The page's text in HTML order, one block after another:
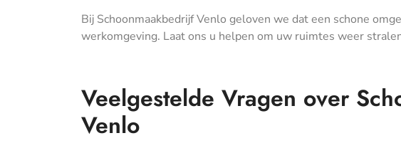
Bij Schoonmaakbedrijf Venlo geloven we dat een schone
werkomgeving. Laat ons u helpen om uw ruimtes weer
Veelgestelde Vragen over
Venlo